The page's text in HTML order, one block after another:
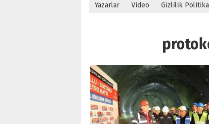
Yazarlar Video Gizlilik